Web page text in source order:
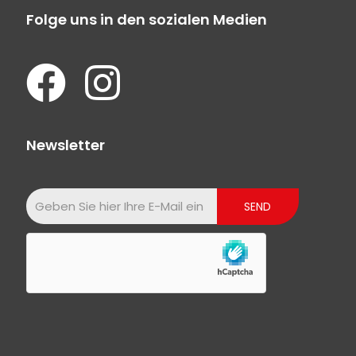
Folge uns in den sozialen Medien
Newsletter